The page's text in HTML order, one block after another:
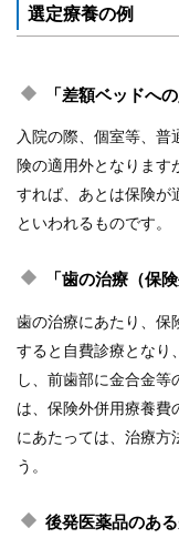
選定療養の例
「差額ベッドへの
入院の際、個室等、
険の適用外となります
すれば、あとは保険が
といわれるものです。
「歯の治療（保
歯の治療にあたり、保
すると自費診療となり
し、前歯部に金合金
は、保険外併用療養費
にあたっては、治療方
う。
後発医薬品のあ